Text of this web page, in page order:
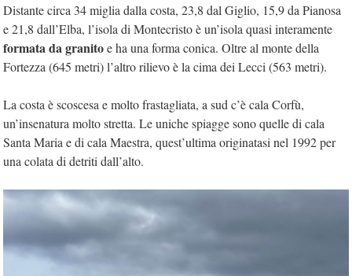
Distante circa 34 miglia dalla costa, 23,8 dal Giglio, 15,9 da Pianosa
e 21,8 dall’Elba, l’isola di Montecristo è un’isola quasi interamente
formata da granitoe ha una forma conica. Oltre al monte della
Fortezza (645 metri) l’altro rilievo è la cima dei Lecci (563 metri).
La costa è scoscesa e molto frastagliata, a sud c’è cala Corfù,
un’insenatura molto stretta. Le uniche spiagge sono quelle di cala
Santa Maria e di cala Maestra, quest’ultima originatasi nel 1992 per
una colata di detriti dall’alto.